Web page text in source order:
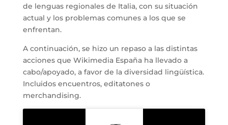
de lenguas regionales de Italia, con su situación
actual y los problemas comunes a los que se
enfrentan.
A continuación, se hizo un repaso a las distintas
acciones que Wikimedia España ha llevado a
cabo/apoyado, a favor de la diversidad lingüística.
Incluidos encuentros, editatones o
merchandising.